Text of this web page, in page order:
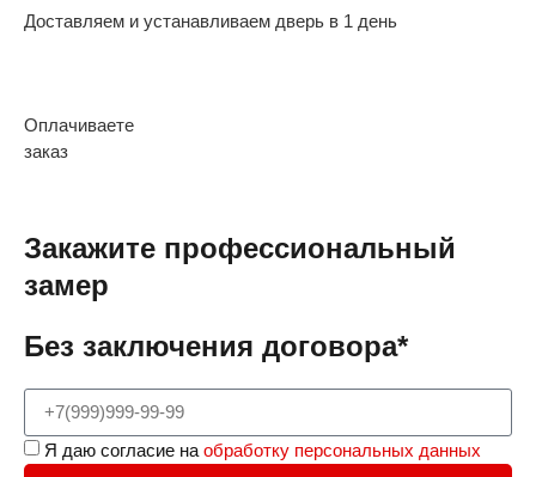
Доставляем и устанавливаем дверь в 1 день
Оплачиваете
заказ
Закажите профессиональный
замер
Без заключения договора*
Я даю согласие на обработку персональных данных